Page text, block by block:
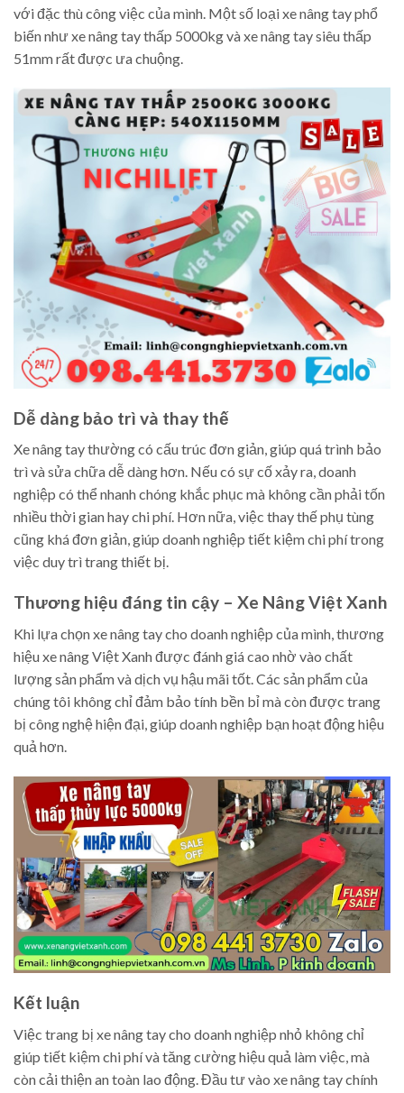
với đặc thù công việc của mình. Một số loại xe nâng tay phổ
biến như xe nâng tay thấp 5000kg và xe nâng tay siêu thấp
51mm rất được ưa chuộng.
Dễ dàng bảo trì và thay thế
Xe nâng tay thường có cấu trúc đơn giản, giúp quá trình bảo
trì và sửa chữa dễ dàng hơn. Nếu có sự cố xảy ra, doanh
nghiệp có thể nhanh chóng khắc phục mà không cần phải tốn
nhiều thời gian hay chi phí. Hơn nữa, việc thay thế phụ tùng
cũng khá đơn giản, giúp doanh nghiệp tiết kiệm chi phí trong
việc duy trì trang thiết bị.
Thương hiệu đáng tin cậy – Xe Nâng Việt Xanh
Khi lựa chọn xe nâng tay cho doanh nghiệp của mình, thương
hiệu xe nâng Việt Xanh được đánh giá cao nhờ vào chất
lượng sản phẩm và dịch vụ hậu mãi tốt. Các sản phẩm của
chúng tôi không chỉ đảm bảo tính bền bỉ mà còn được trang
bị công nghệ hiện đại, giúp doanh nghiệp bạn hoạt động hiệu
quả hơn.
Kết luận
Việc trang bị xe nâng tay cho doanh nghiệp nhỏ không chỉ
giúp tiết kiệm chi phí và tăng cường hiệu quả làm việc, mà
còn cải thiện an toàn lao động. Đầu tư vào xe nâng tay chính